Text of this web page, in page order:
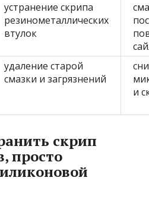
устранение скрипа
резинометаллических
втулок
удаление старой
смазки и загрязнений
и
скрип
просто